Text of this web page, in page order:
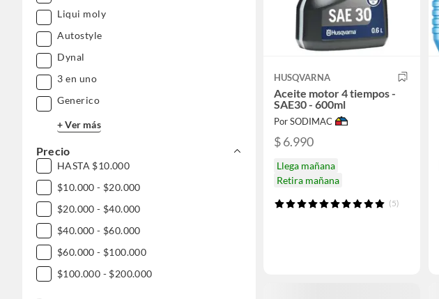
Liqui moly
Autostyle
Dynal
3 en uno
Generico
+ Ver más
Precio
HASTA $10.000
$10.000 - $20.000
$20.000 - $40.000
$40.000 - $60.000
$60.000 - $100.000
$100.000 - $200.000
HUSQVARNA
Aceite motor 4 tiempos -
SAE30 - 600ml
Por SODIMAC
$ 6.990
Llega mañana
Retira mañana
(5)